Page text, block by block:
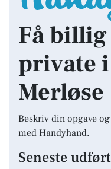
Få
private
Merløse
Beskriv din opgave
med Handyhand.
Seneste